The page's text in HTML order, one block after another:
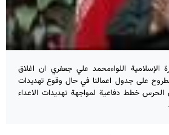
الإسلامية اللواءمحمد علي جعفري ان اغلاق
على جدول اعمالنا في حال وقوع تهديدات
خطط دفاعية لمواجهة تهديدات الاعداء